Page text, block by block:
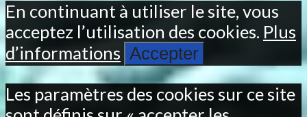
En continuant à utiliser le site, vous
acceptez l’utilisation des cookies. Plus
d’informations Accepter
Les paramètres des cookies sur ce site